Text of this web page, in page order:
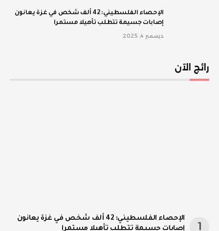
الإحصاء الفلسطيني: 42 ألف شخص في غزة يعانون
إصابات جسيمة تتطلب تأهيلا مستمرا
ديسمبر 4, 2025
رائج الآن
الإحصاء الفلسطيني: 42 ألف شخص في غزة يعانون
إصابات جسيمة تتطلب تأهيلا مستمرا